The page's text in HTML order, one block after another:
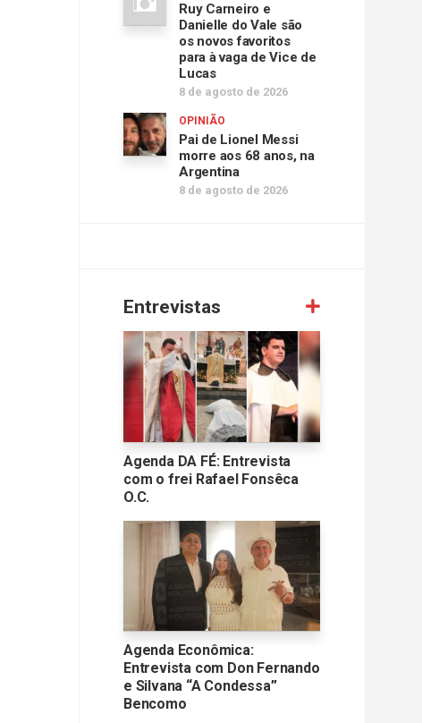
Ruy Carneiro e
Danielle do Vale são
os novos favoritos
para à vaga de Vice de
Lucas
8 de agosto de 2026
OPINIÃO
Pai de Lionel Messi
morre aos 68 anos, na
Argentina
8 de agosto de 2026
Entrevistas
Agenda DA FÉ: Entrevista
com o frei Rafael Fonsêca
O.C.
Agenda Econômica:
Entrevista com Don Fernando
e Silvana “A Condessa”
Bencomo